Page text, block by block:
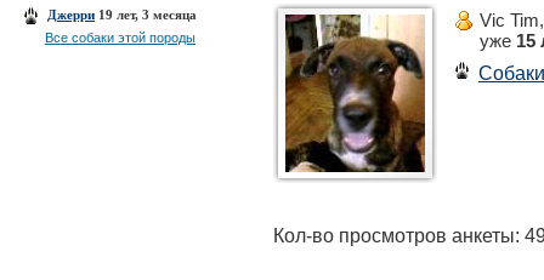
Джерри 19 лет, 3 месяца
Все собаки этой породы
Vic
уже 15
Собаки
Кол-во просмотров анкеты: